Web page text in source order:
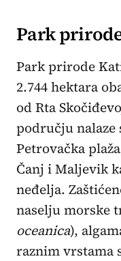
Park
Park prirode
2.744 hektara
od Rta
području nalaze
Petrovačka
Čanj i Maljevik
neđelja.
naselju morske
oceanica),
raznim vrstama